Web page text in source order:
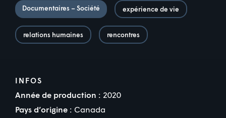
Documentaires – Société expérience de vie
relations humaines rencontres
INFOS
Année de production : 2020
Pays d’origine : Canada